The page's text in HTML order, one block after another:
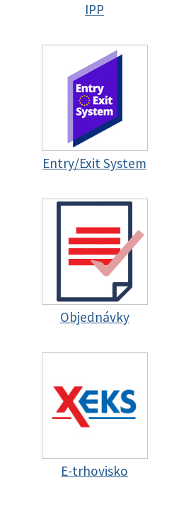
IPP
Entry/Exit System
Objednávky
E-trhovisko